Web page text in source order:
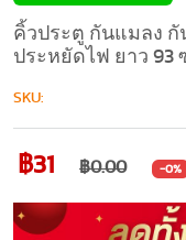
คิ้วประตู กันแมลง
ประหยัดไฟ ยาว 93
SKU:
฿31 ฿0.00 -0%